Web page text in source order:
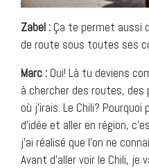
Zabel : Ça te permet aussi
de route sous toutes ses
Marc : Oui! Là tu deviens
à chercher des routes,
où j’irais. Le Chili?
d’idée et aller en région,
j’ai réalisé que l’on ne
Avant d’aller voir le Chili, je